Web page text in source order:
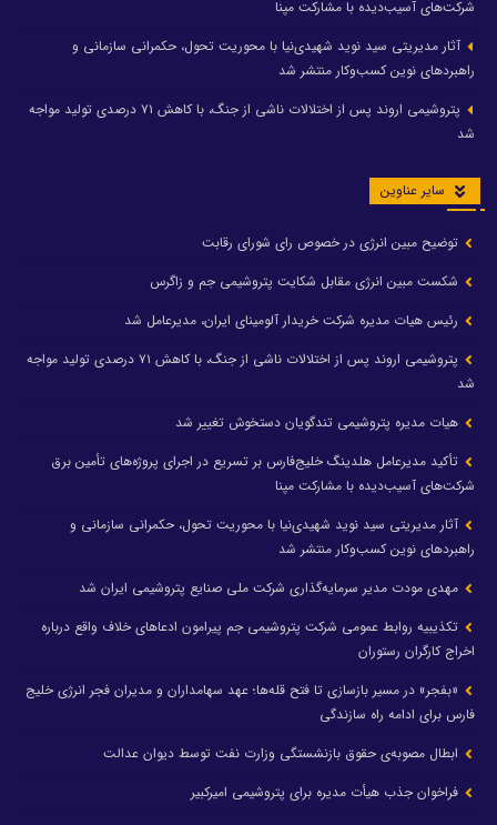
شرکت‌های آسیب‌دیده با مشارکت مپنا
آثار مدیریتی سید نوید شهیدی‌نیا با محوریت تحول، حکمرانی سازمانی و
راهبردهای نوین کسب‌وکار منتشر شد
پتروشیمی اروند پس از اختلالات ناشی از جنگ، با کاهش ۷۱ درصدی تولید مواجه
شد
سایر عناوین
توضیح مبین انرژی در خصوص رای شورای رقابت
شکست مبین انرژی مقابل شکایت پتروشیمی جم و زاگرس
رئیس هیات مدیره شرکت خریدار آلومینای ایران، مدیرعامل شد
پتروشیمی اروند پس از اختلالات ناشی از جنگ، با کاهش ۷۱ درصدی تولید مواجه
شد
هیات مدیره پتروشیمی تندگویان دستخوش تغییر شد
تأکید مدیرعامل هلدینگ خلیج‌فارس بر تسریع در اجرای پروژه‌های تأمین برق
شرکت‌های آسیب‌دیده با مشارکت مپنا
آثار مدیریتی سید نوید شهیدی‌نیا با محوریت تحول، حکمرانی سازمانی و
راهبردهای نوین کسب‌وکار منتشر شد
مهدی مودت مدیر سرمایه‌گذاری شرکت ملی صنایع پتروشیمی ایران شد
تکذیبیه روابط عمومی شرکت پتروشیمی جم پیرامون ادعاهای خلاف واقع درباره
اخراج کارگران رستوران
«بفجر» در مسیر بازسازی تا فتح قله‌ها؛ عهد سهامداران و مدیران فجر انرژی خلیج
فارس برای ادامه راه سازندگی
ابطال مصوبه‌ی حقوق بازنشستگی وزارت نفت توسط دیوان عدالت
فراخوان جذب هیأت مدیره برای پتروشیمی امیرکبیر